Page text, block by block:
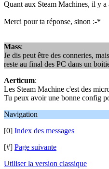
Quant aux Steam Machines, il y
Merci pour ta réponse, sinon :-*
Mass:
Je dis peut être des conneries,
reste au final des PC dans un
Aerticum:
Les Steam Machine c'est des
Tu peux avoir une bonne config
Navigation
[0] Index des messages
[#] Page suivante
Utiliser la version classique